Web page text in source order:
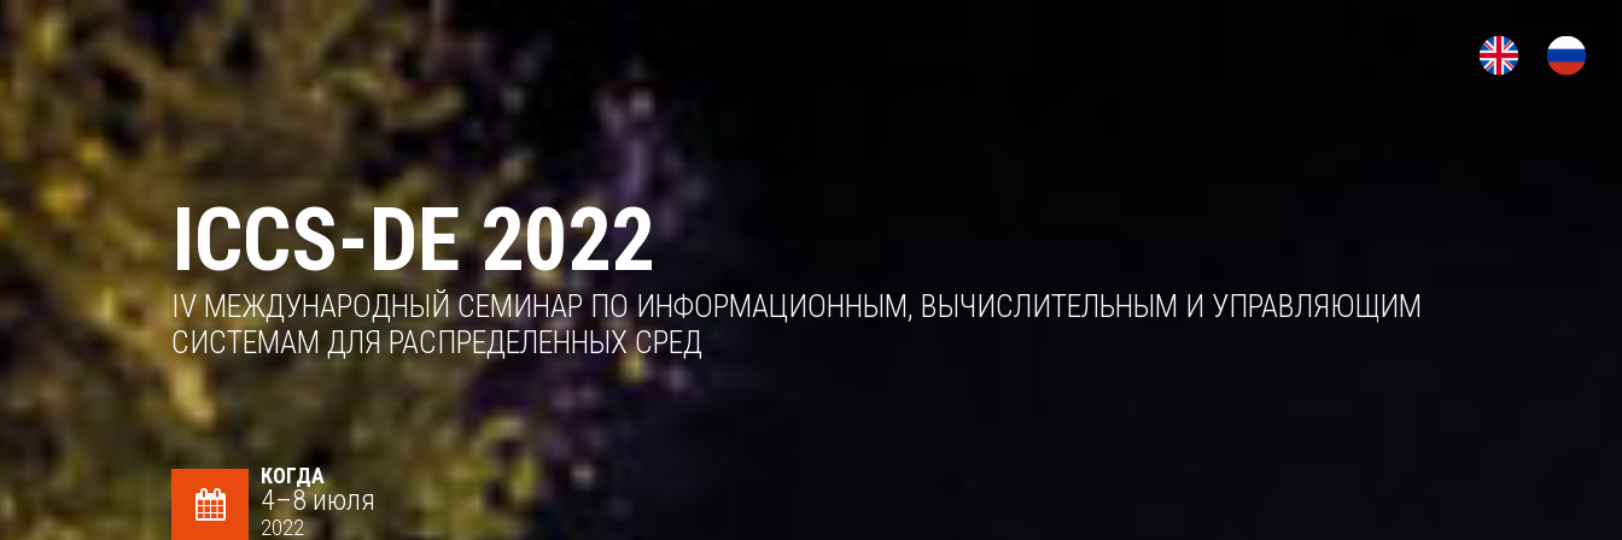
ICCS-DE 2022
IV МЕЖДУНАРОДНЫЙ СЕМИНАР ПО ИНФОРМАЦИОННЫМ, ВЫЧИСЛИТЕЛЬНЫМ И УПРАВЛЯЮЩИМ
СИСТЕМАМ ДЛЯ РАСПРЕДЕЛЕННЫХ СРЕД
КОГДА
4–8 июля
2022